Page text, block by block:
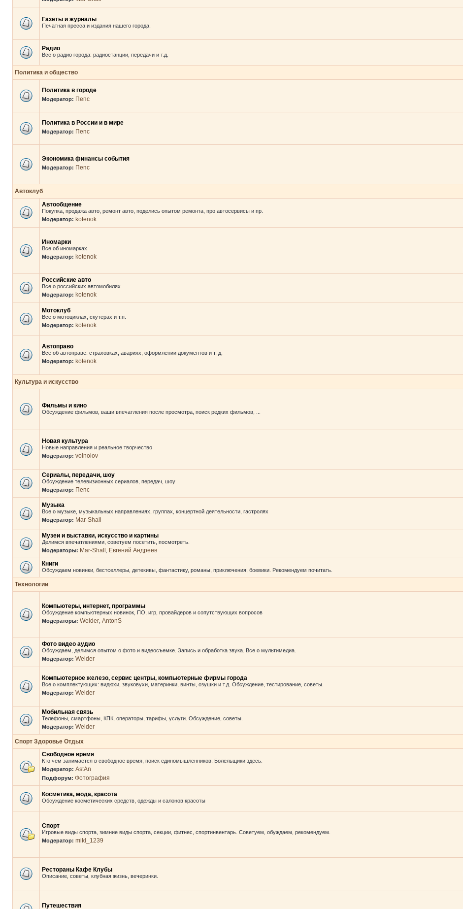
Газеты и журналы
Печатная пресса и издания нашего города.
Радио
Все о радио города: радиостанции, передачи и т.д.
Политика и общество
Политика в городе
Модератор: Пепс
Политика в России и в мире
Модератор: Пепс
Экономика финансы события
Модератор: Пепс
Автоклуб
Автообщение
Покупка, продажа авто, ремонт авто, поделись опытом ремонта, про автосервисы и пр.
Модератор: kotenok
Иномарки
Все об иномарках
Модератор: kotenok
Российские авто
Все о российских автомобилях
Модератор: kotenok
Мотоклуб
Все о мотоциклах, скутерах и т.п.
Модератор: kotenok
Автоправо
Все об автоправе: страховках, авариях, оформлении документов и т. д.
Модератор: kotenok
Культура и искусство
Фильмы и кино
Обсуждение фильмов, ваши впечатления после просмотра, поиск редких фильмов, ...
Новая культура
Новые направления и реальное творчество
Модератор: volnolov
Сериалы, передачи, шоу
Обсуждение телевизионных сериалов, передач, шоу
Модератор: Пепс
Музыка
Все о музыке, музыкальных направлениях, группах, концертной деятельности, гастролях
Модератор: Mar-Shall
Музеи и выставки, искусство и картины
Делимся впечатлениями, советуем посетить, посмотреть.
Модераторы: Mar-Shall Евгений Андреев
Книги
Обсуждаем новинки, бестселлеры, детекивы, фантастику, романы, приключения, боевики. Рекомендуем почитать.
Технологии
Компьютеры, интернет, программы
Обсуждение компьютерных новинок, ПО, игр, провайдеров и сопутствующих вопросов
Модераторы: Welder AntonS
Фото видео аудио
Обсуждаем, делимся опытом о фото и видеосъемке. Запись и обработка звука. Все о мультимедиа.
Модератор: Welder
Компьютерное железо, сервис центры, компьютерные фирмы города
Все о комплектующих: видюхи, звуковухи, материнки, винты, озушки и т.д. Обсуждение, тестирование, советы.
Модератор: Welder
Мобильная связь
Телефоны, смартфоны, КПК, операторы, тарифы, услуги. Обсуждение, советы.
Модератор: Welder
Спорт Здоровье Отдых
Свободное время
Кто чем занимается в свободное время, поиск единомышленников. Болельщики здесь.
Модератор: AstAn
Подфорум: Фотография
Косметика, мода, красота
Обсуждение косметических средств, одежды и салонов красоты
Спорт
Игровые виды спорта, зимние виды спорта, секции, фитнес, спортинвентарь. Советуем, обуждаем, рекомендуем.
Модератор: mikl_1239
Рестораны Кафе Клубы
Описание, советы, клубная жизнь, вечеринки.
Путешествия